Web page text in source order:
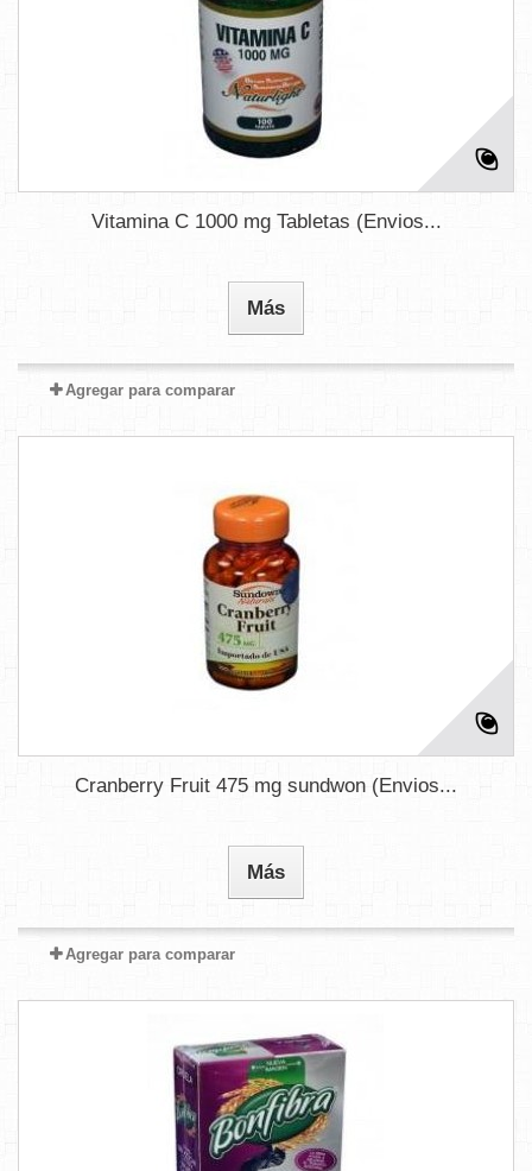
Vitamina C 1000 mg Tabletas (Envios...
Más
Agregar para comparar
Cranberry Fruit 475 mg sundwon (Envios...
Más
Agregar para comparar